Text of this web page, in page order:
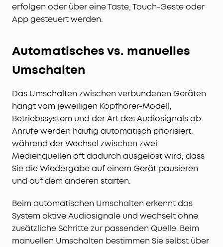
erfolgen oder über eine Taste, Touch-Geste oder
App gesteuert werden.
Automatisches vs. manuelles
Umschalten
Das Umschalten zwischen verbundenen Geräten
hängt vom jeweiligen Kopfhörer-Modell,
Betriebssystem und der Art des Audiosignals ab.
Anrufe werden häufig automatisch priorisiert,
während der Wechsel zwischen zwei
Medienquellen oft dadurch ausgelöst wird, dass
Sie die Wiedergabe auf einem Gerät pausieren
und auf dem anderen starten.
Beim automatischen Umschalten erkennt das
System aktive Audiosignale und wechselt ohne
zusätzliche Schritte zur passenden Quelle. Beim
manuellen Umschalten bestimmen Sie selbst über